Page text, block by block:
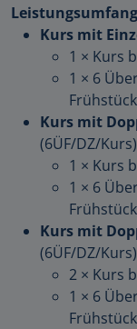
Leistungsumfang
Kurs mit
1 × Kurs
1 × 6
Frühstück
Kurs mit
(6ÜF/DZ/Kurs)
1 × Kurs
1 × 6
Kurs mit
(6ÜF/DZ/Kurs)
2 × Kurs
1 × 6